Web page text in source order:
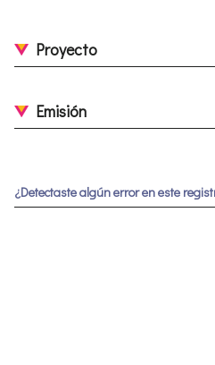
Proyecto
Emisión
¿Detectaste algún error en este